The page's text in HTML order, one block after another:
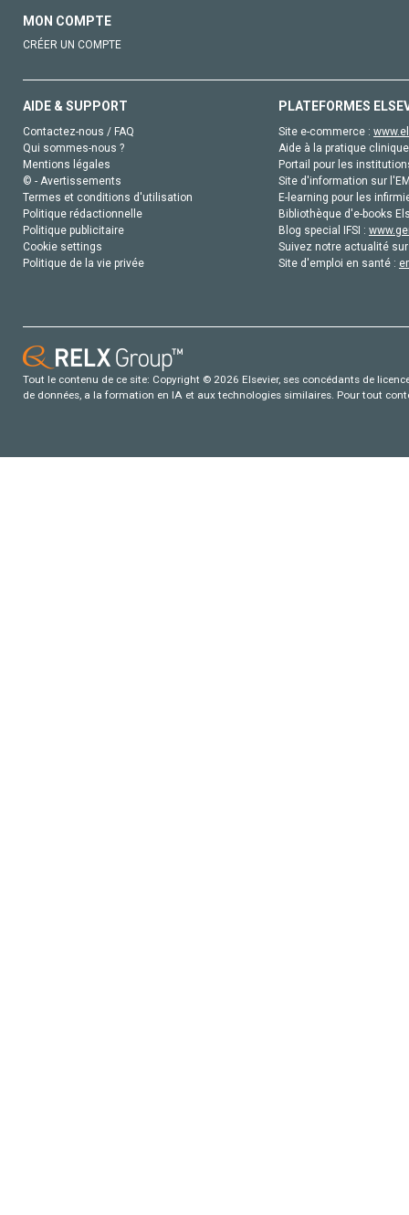
MON COMPTE
CRÉER UN COMPTE
AIDE & SUPPORT
Contactez-nous / FAQ
Qui sommes-nous ?
Mentions légales
© - Avertissements
Termes et conditions d'utilisation
Politique rédactionnelle
Politique publicitaire
Cookie settings
Politique de la vie privée
PLATEFORMES
Site e-commerce :
Aide à la pratique
Portail pour les
Site d'information sur
E-learning pour les
Bibliothèque d'e-books
Blog special IFSI :
Suivez notre actualité
Site d'emploi en santé :
Tout le contenu de ce site: Copyright © 2026 Elsevier, ses concédants de
de données, a la formation en IA et aux technologies similaires. Pour tout